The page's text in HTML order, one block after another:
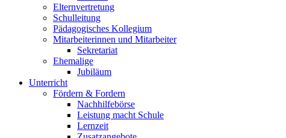
Elternvertretung
Schulleitung
Pädagogisches Kollegium
Mitarbeiterinnen und Mitarbeiter
Sekretariat
Ehemalige
Jubiläum
Unterricht
Fördern & Fordern
Nachhilfebörse
Leistung macht Schule
Lernzeit